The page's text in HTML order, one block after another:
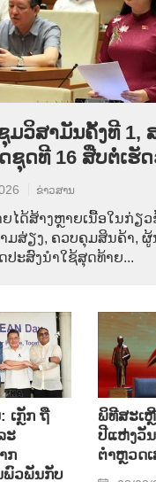
ມວິສາມັນຄັ້ງທີ 1,
ຊຸດທີ 16 ສືບຕໍ່ເຮັ
ຂ່າວສານ
ໄດ້ສ້າງຫຼາຍເນື້ອໃນກ່ຽວ
ມສ່ຽງ, ຄວບຄຸມສິນຄ້າ, ຜູ້
ປະສົງນຳໃຊ້ສຸດທ້າຍ...
ເກຼັກ ຖື
ະ
ກ
ພົວພັນກັບ
ພິທີສະເ
ປີແຫ່ງວັ
ຕຳຫຼວດ